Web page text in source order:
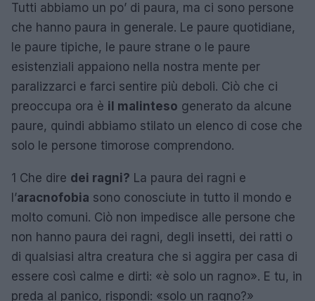
Tutti abbiamo un po’ di paura, ma ci sono persone
che hanno paura in generale. Le paure quotidiane,
le paure tipiche, le paure strane o le paure
esistenziali appaiono nella nostra mente per
paralizzarci e farci sentire più deboli. Ciò che ci
preoccupa ora è il malinteso generato da alcune
paure, quindi abbiamo stilato un elenco di cose che
solo le persone timorose comprendono.
1 Che dire dei ragni? La paura dei ragni e
l’aracnofobia sono conosciute in tutto il mondo e
molto comuni. Ciò non impedisce alle persone che
non hanno paura dei ragni, degli insetti, dei ratti o
di qualsiasi altra creatura che si aggira per casa di
essere così calme e dirti: «è solo un ragno». E tu, in
preda al panico, rispondi: «solo un ragno?»